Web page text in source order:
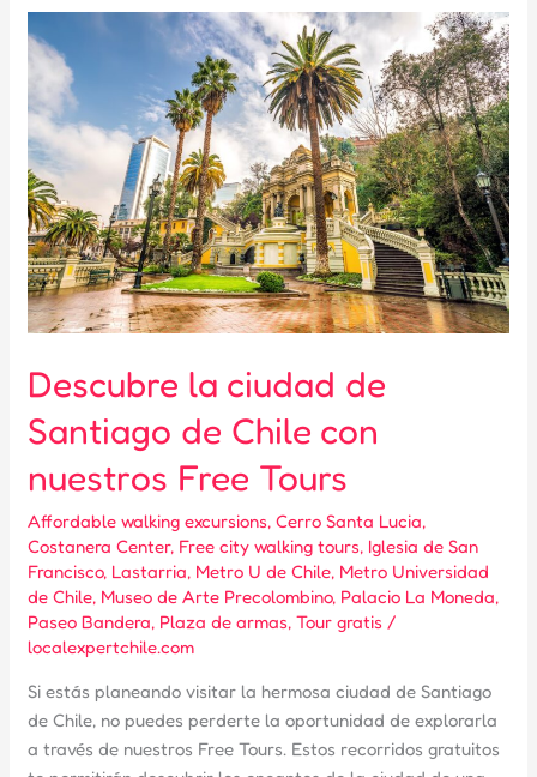
Free
Tour
Santiago
de
Chile
Unique?
Descubre la ciudad de
Santiago de Chile con
nuestros Free Tours
Affordable walking excursions,Cerro Santa Lucia,
Costanera Center, Free city walking tours, Iglesia de San
Francisco, Lastarria, Metro U de Chile, Metro Universidad
de Chile, Museo de Arte Precolombino, Palacio La Moneda,
Paseo Bandera, Plaza de armas,Tour gratis /
localexpertchile.com
Si estás planeando visitar la hermosa ciudad de Santiago
de Chile, no puedes perderte la oportunidad de explorarla
a través de nuestros Free Tours. Estos recorridos gratuitos